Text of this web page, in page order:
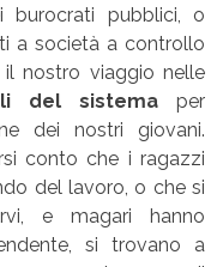
burocrati pubblici, o
a società a controllo
nostro viaggio nelle
del sistema per
dei nostri giovani.
conto che i ragazzi
del lavoro, o che si
e magari hanno
si trovano a